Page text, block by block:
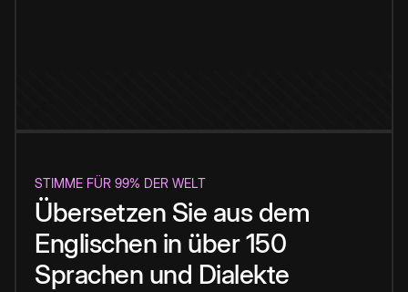
STIMME FÜR 99% DER WELT
Übersetzen Sie aus dem
Englischen in über 150
Sprachen und Dialekte